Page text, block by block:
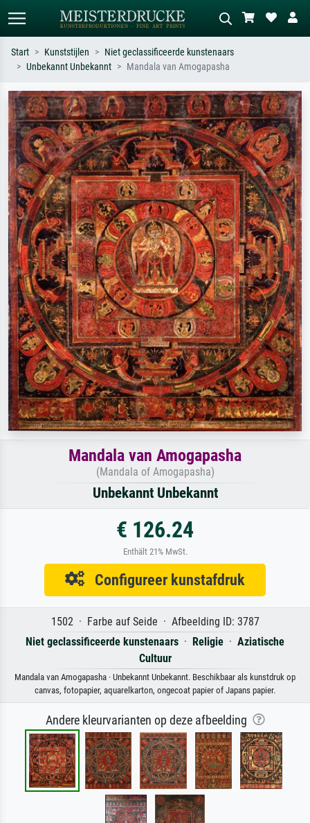
Zoek op kunstenaar, titel of stijl – bijv.
Monet, Sterrennacht, impressionisme,
Hokusai-golf, naakt.
Beschrijf de scène – bijv. groene
weide, abstract met veel rood, donker
olieverfschilderij, staand naakt naast
een boom.
Start Kunststijlen
Niet geclassificeerde kunstenaars
Unbekannt Unbekannt
Mandala van Amogapasha
Mandala van Amogapasha
(Mandala of Amogapasha)
Unbekannt Unbekannt
€ 126.24
Enthält 21% MwSt.
Configureer kunstafdruk
1502 · Farbe auf Seide · Afbeelding ID: 3787
Niet geclassificeerde kunstenaars · Religie · Aziatische
Cultuur
Mandala van Amogapasha · Unbekannt Unbekannt. Beschikbaar als kunstdruk op
canvas, fotopapier, aquarelkarton, ongecoat papier of Japans papier.
Andere kleurvarianten op deze afbeelding